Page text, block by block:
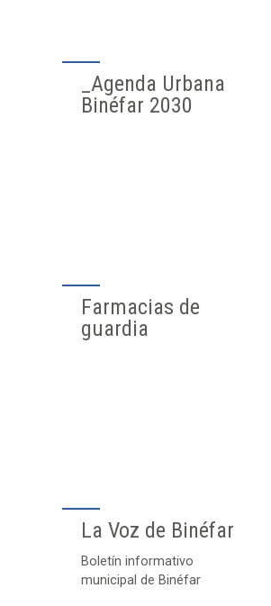
_Agenda Urbana
Binéfar 2030
Farmacias de
guardia
La Voz de Binéfar
Boletín informativo
municipal de Binéfar